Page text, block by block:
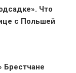
Что
с Польшей
Брестчане